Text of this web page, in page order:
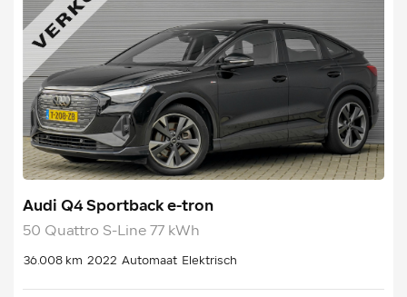
Audi Q4 Sportback e-tron
50 Quattro S-Line 77 kWh
36.008 km 2022 Automaat Elektrisch